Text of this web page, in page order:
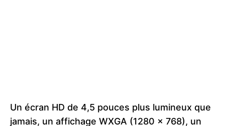
Un écran HD de 4,5 pouces plus lumineux que
jamais, un affichage WXGA (1280 x 768), un